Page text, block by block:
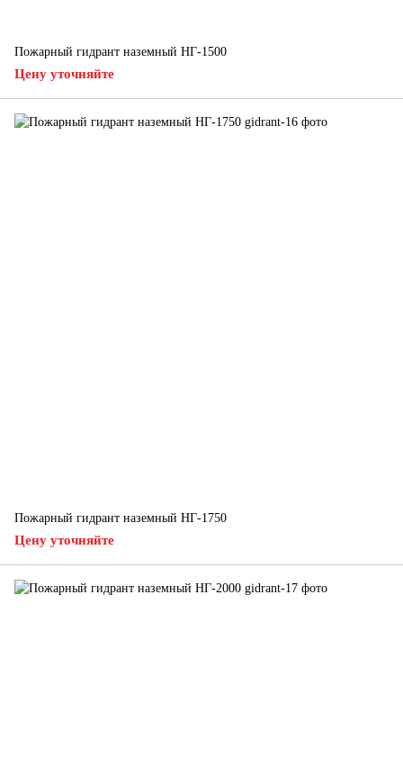
Пожарный гидрант наземный НГ-1500
Цену уточняйте
Пожарный гидрант наземный НГ-1750
Цену уточняйте